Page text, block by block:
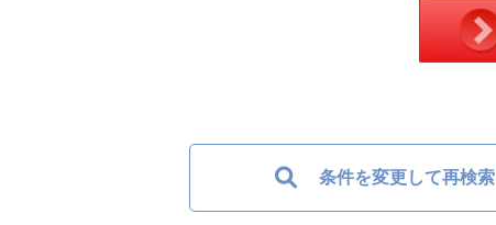
条件を変更して再検索